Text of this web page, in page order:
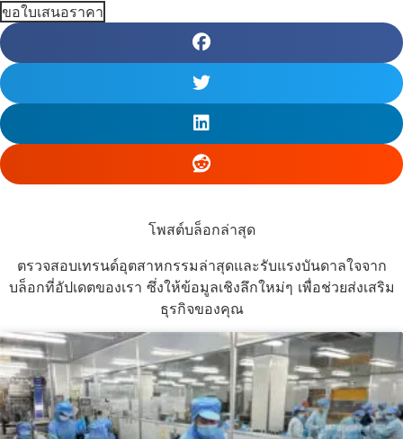
ขอใบเสนอราคา
โพสต์บล็อกล่าสุด
ตรวจสอบเทรนด์อุตสาหกรรมล่าสุดและรับแรงบันดาลใจจาก
บล็อกที่อัปเดตของเรา ซึ่งให้ข้อมูลเชิงลึกใหม่ๆ เพื่อช่วยส่งเสริม
ธุรกิจของคุณ